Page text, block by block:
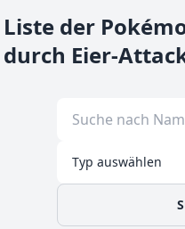
Liste der
durch Eier-